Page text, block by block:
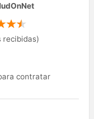
recibidas)
contratar